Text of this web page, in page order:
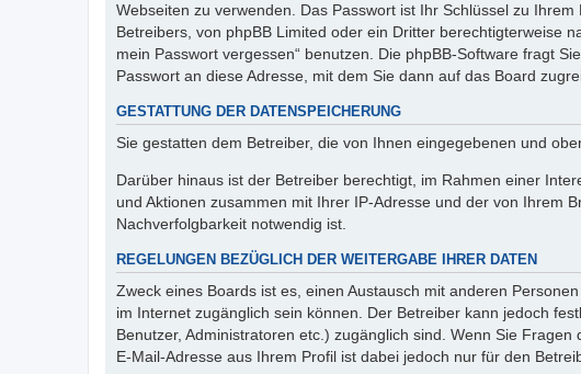
Webseiten zu verwenden. Das Passwort ist Ihr Schlüssel zu
Betreibers, von phpBB Limited oder ein Dritter berechtigterweise
mein Passwort vergessen“ benutzen. Die phpBB-Software fragt
Passwort an diese Adresse, mit dem Sie dann auf das Board
GESTATTUNG DER DATENSPEICHERUNG
Sie gestatten dem Betreiber, die von Ihnen eingegebenen und
Darüber hinaus ist der Betreiber berechtigt, im Rahmen einer
und Aktionen zusammen mit Ihrer IP-Adresse und der von Ihrem
Nachverfolgbarkeit notwendig ist.
REGELUNGEN BEZÜGLICH DER WEITERGABE IHRER DATEN
Zweck eines Boards ist es, einen Austausch mit anderen
im Internet zugänglich sein können. Der Betreiber kann jedoch
Benutzer, Administratoren etc.) zugänglich sind. Wenn Sie
E-Mail-Adresse aus Ihrem Profil ist dabei jedoch nur für den